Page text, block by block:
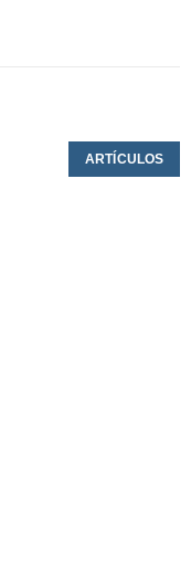
ARTÍCULOS